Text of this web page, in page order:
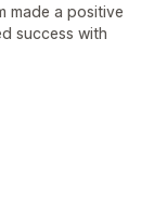
made a positive
success with